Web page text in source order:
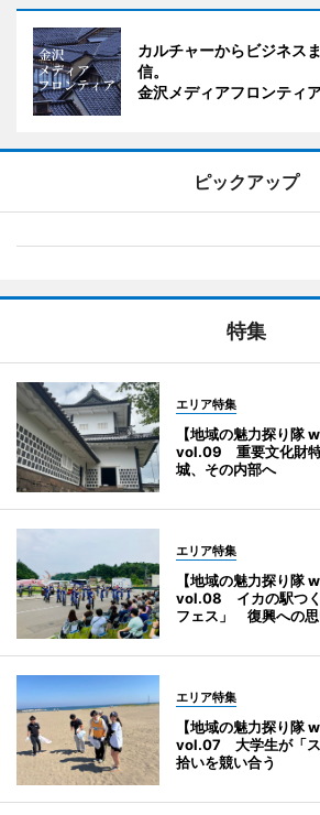
カルチャーからビジネス
信。
金沢メディアフロンティ
ピックアップ
特集
エリア特集
【地域の魅力探り隊
vol.09 重要文化財
城、その内部へ
エリア特集
【地域の魅力探り隊
vol.08 イカの駅つく
フェス」 復興への
エリア特集
【地域の魅力探り隊
vol.07 大学生が「ス
拾いを競い合う